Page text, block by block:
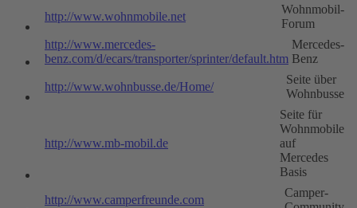
http://www.wohnmobile.net
Wohnmobil-
Forum
http://www.mercedes-
benz.com/d/ecars/transporter/sprinter/default.htm
Mercedes-
Benz
http://www.wohnbusse.de/Home/
Seite über
Wohnbusse
http://www.mb-mobil.de
Seite für
Wohnmobile
auf
Mercedes
Basis
http://www.camperfreunde.com
Camper-